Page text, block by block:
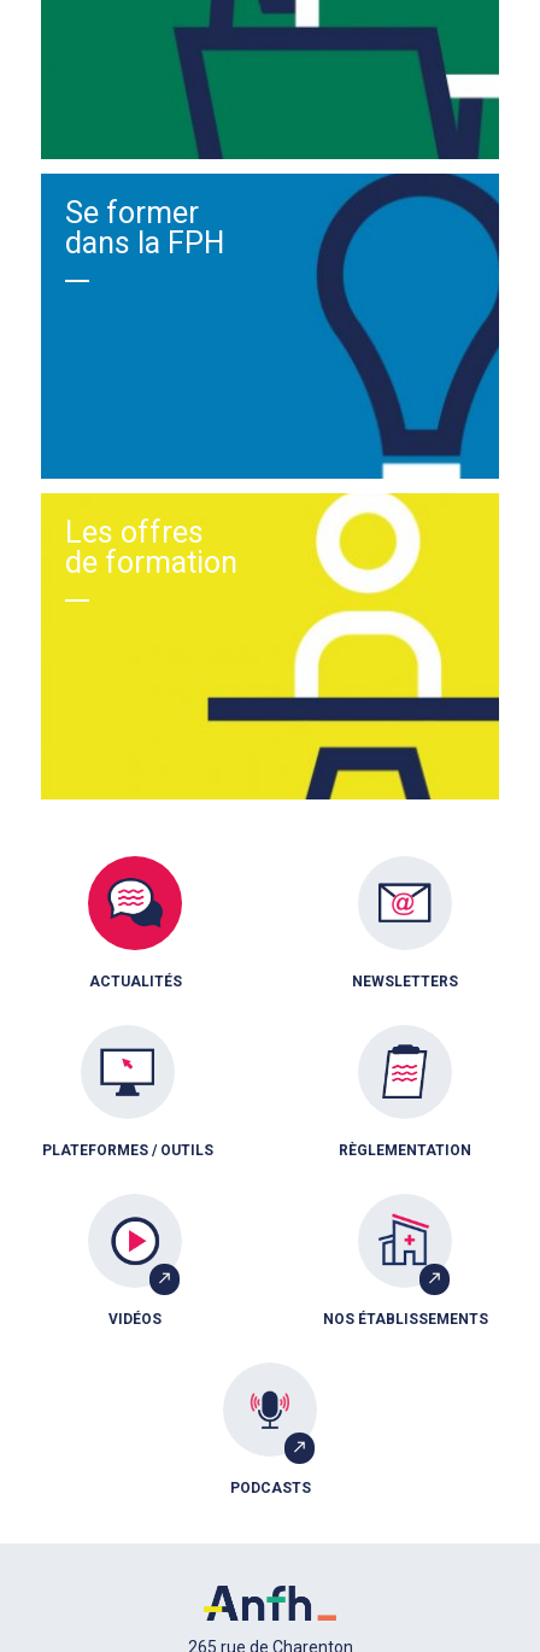
Se former
dans la FPH
Les offres
de formation
ACTUALITÉS NEWSLETTERS
PLATEFORMES / OUTILS RÈGLEMENTATION
VIDÉOS NOS ÉTABLISSEMENTS
PODCASTS
265 rue de Charenton